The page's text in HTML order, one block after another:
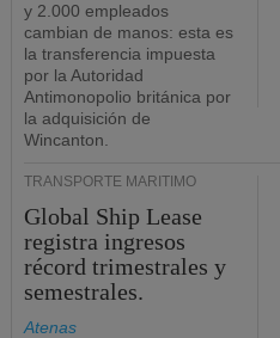
y 2.000 empleados
cambian de manos: esta es
la transferencia impuesta
por la Autoridad
Antimonopolio británica por
la adquisición de
Wincanton.
TRANSPORTE MARÍTIMO
Global Ship Lease
registra ingresos
récord trimestrales y
semestrales.
Atenas